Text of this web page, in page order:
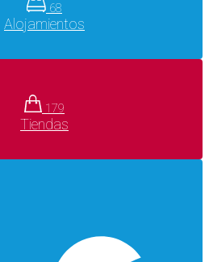
68
Alojamientos
179
Tiendas